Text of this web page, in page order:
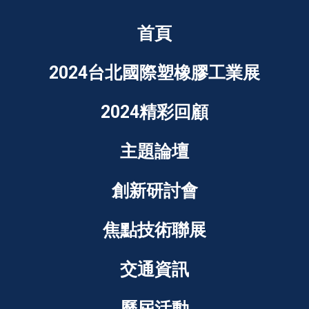
首頁
2024台北國際塑橡膠工業展
2024精彩回顧
主題論壇
創新研討會
焦點技術聯展
交通資訊